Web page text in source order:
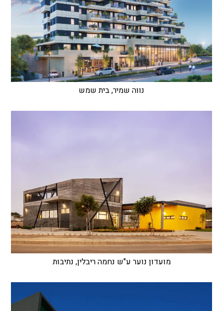
נווה שמיר, בית שמש
מועדון נוער ע"ש נחמה ריבלין, נתיבות